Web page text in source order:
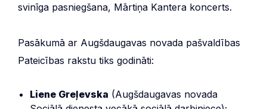
svinīga pasniegšana, Mārtiņa Kantera koncerts.
Pasākumā ar Augšdaugavas novada pašvaldības
Pateicības rakstu tiks godināti:
Liene Greļevska (Augšdaugavas novada